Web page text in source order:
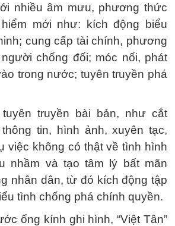
nhiều âm mưu, phương thức
mới như: kích động biểu
cung cấp tài chính, phương
chống đối; móc nối, phát
trong nước; tuyên truyền phá
truyền bài bản, như cắt
tin, hình ảnh, xuyên tạc,
việc không có thật về tình hình
nhầm và tạo tâm lý bất mãn
nhân dân, từ đó kích động tập
tình chống phá chính quyền.
ống kính ghi hình, “Việt Tân”